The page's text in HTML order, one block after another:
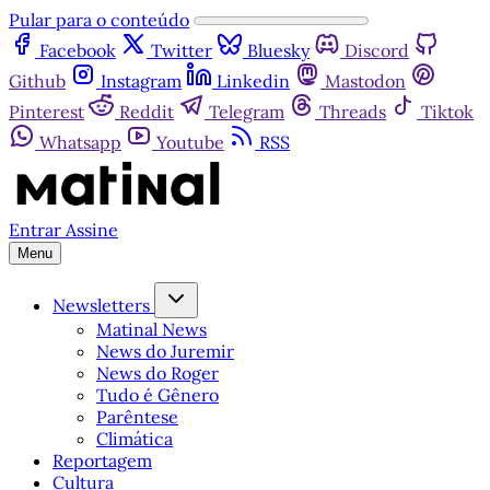
Pular para o conteúdo
Facebook
Twitter Bluesky
Discord
Github
Instagram Linkedin
Mastodon
Pinterest
Reddit Telegram Threads
Tiktok
Whatsapp
Youtube RSS
Entrar Assine
Menu
Newsletters
Matinal News
News do Juremir
News do Roger
Tudo é Gênero
Parêntese
Climática
Reportagem
Cultura